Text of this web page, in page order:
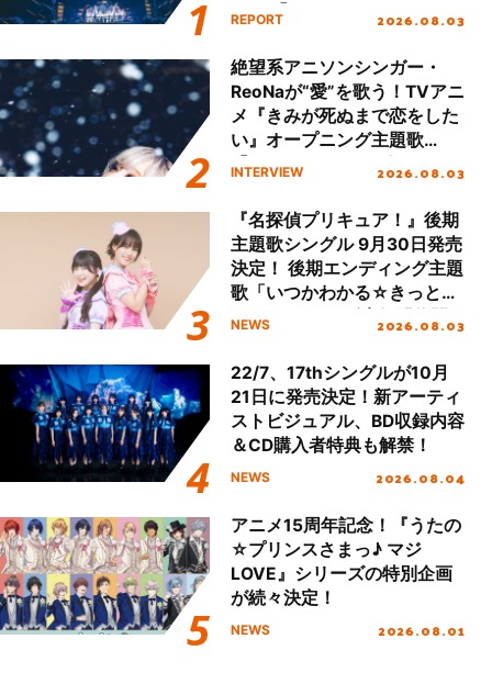
Final「NICE to meet YOU
ート!!
REPORT 2026.08.03
絶望系アニソンシンガー・
ReoNaが“愛”を歌う！TVアニ
メ『きみが死ぬまで恋をした
い』オープニング主題歌
「Amore」インタビュー
INTERVIEW 2026.08.03
『名探偵プリキュア！』後期
主題歌シングル 9月30日発売
決定！ 後期エンディング主題
歌「いつかわかる☆きっとあ
える」TVサイズ先行配信開
NEWS 2026.08.03
22/7、17thシングルが10月
21日に発売決定！新アーティ
ストビジュアル、BD収録内容
＆CD購入者特典も解禁！
NEWS 2026.08.04
アニメ15周年記念！『うたの
☆プリンスさまっ♪ マジ
LOVE』シリーズの特別企画
が続々決定！
NEWS 2026.08.01